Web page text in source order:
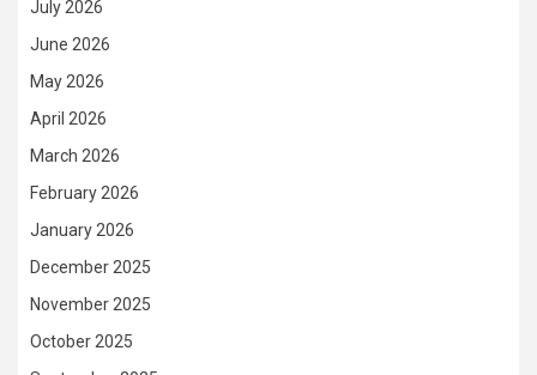
July 2026
June 2026
May 2026
April 2026
March 2026
February 2026
January 2026
December 2025
November 2025
October 2025